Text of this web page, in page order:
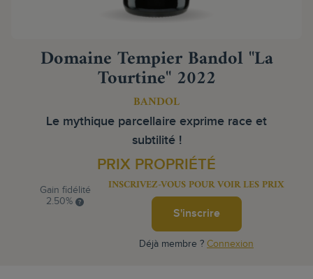
Domaine Tempier Bandol "La
Tourtine" 2022
BANDOL
Le mythique parcellaire exprime race et
subtilité !
PRIX PROPRIÉTÉ
Gain fidélité
2.50%
INSCRIVEZ-VOUS POUR VOIR LES PRIX
S'inscrire
Déjà membre ? Connexion